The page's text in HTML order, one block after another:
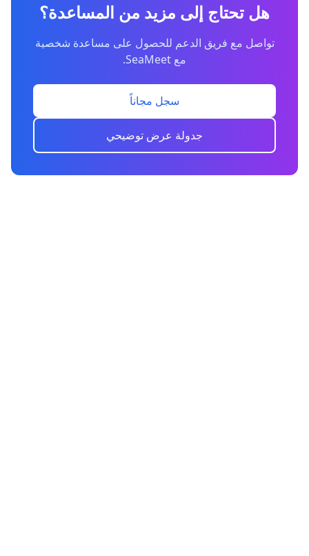
هل تحتاج إلى مزيد من المساعدة؟
تواصل مع فريق الدعم للحصول على مساعدة شخصية
مع SeaMeet.
سجل مجاناً
جدولة عرض توضيحي